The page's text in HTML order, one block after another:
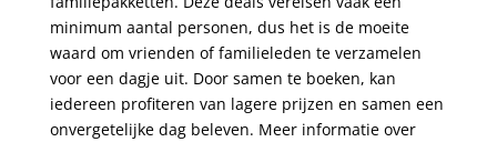
minimum aantal personen, dus het is de moeite
waard om vrienden of familieleden te verzamelen
voor een dagje uit. Door samen te boeken, kan
iedereen profiteren van lagere prijzen en samen een
onvergetelijke dag beleven. Meer informatie over